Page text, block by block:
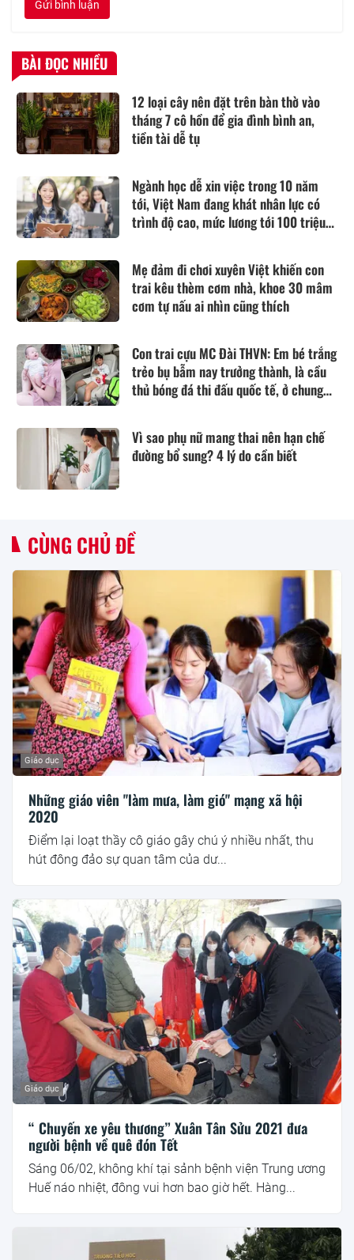
Gửi bình luận
BÀI ĐỌC NHIỀU
12 loại cây nên đặt trên bàn thờ vào
tháng 7 cô hồn để gia đình bình an,
tiền tài dễ tụ
Ngành học dễ xin việc trong 10 năm
tới, Việt Nam đang khát nhân lực có
trình độ cao, mức lương tới 100 triệu
Mẹ đảm đi chơi xuyên Việt khiến con
trai kêu thèm cơm nhà, khoe 30 mâm
cơm tự nấu ai nhìn cũng thích
Con trai cựu MC Đài THVN: Em bé trắng
trẻo bụ bẫm nay trưởng thành, là cầu
thủ bóng đá thi đấu quốc tế, ở chung
Vì sao phụ nữ mang thai nên hạn chế
đường bổ sung? 4 lý do cần biết
CÙNG CHỦ ĐỀ
Giáo dục
Những giáo viên "làm mưa, làm gió" mạng xã hội
2020
Điểm lại loạt thầy cô giáo gây chú ý nhiều nhất, thu
hút đông đảo sự quan tâm của dư...
Giáo dục
“ Chuyến xe yêu thương” Xuân Tân Sửu 2021 đưa
người bệnh về quê đón Tết
Sáng 06/02, không khí tại sảnh bệnh viện Trung ương
Huế náo nhiệt, đông vui hơn bao giờ hết. Hàng...